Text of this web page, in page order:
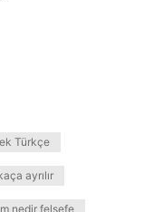
Türkçe
ayrılır
nedir felsefe